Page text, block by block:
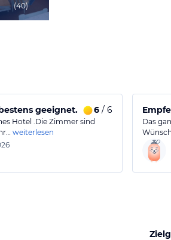
(40)
geeignet. 6/ 6
Hotel .Die Zimmer sind
weiterlesen
Das